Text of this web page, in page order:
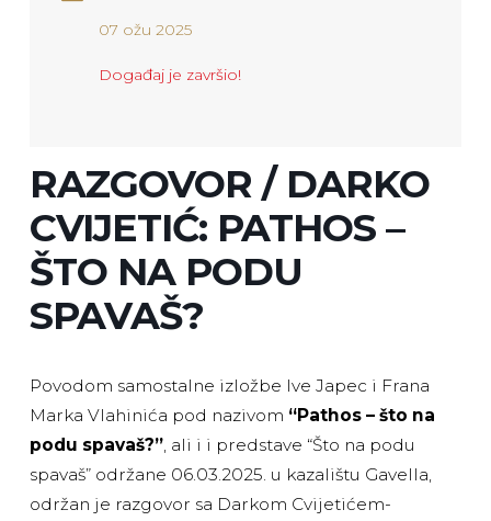
07 ožu 2025
Događaj je završio!
RAZGOVOR / DARKO
CVIJETIĆ: PATHOS –
ŠTO NA PODU
SPAVAŠ?
Povodom samostalne izložbe Ive Japec i Frana
Marka Vlahinića pod nazivom “Pathos – što na
podu spavaš?”, ali i i predstave “Što na podu
spavaš” održane 06.03.2025. u kazalištu Gavella,
održan je razgovor sa Darkom Cvijetićem-